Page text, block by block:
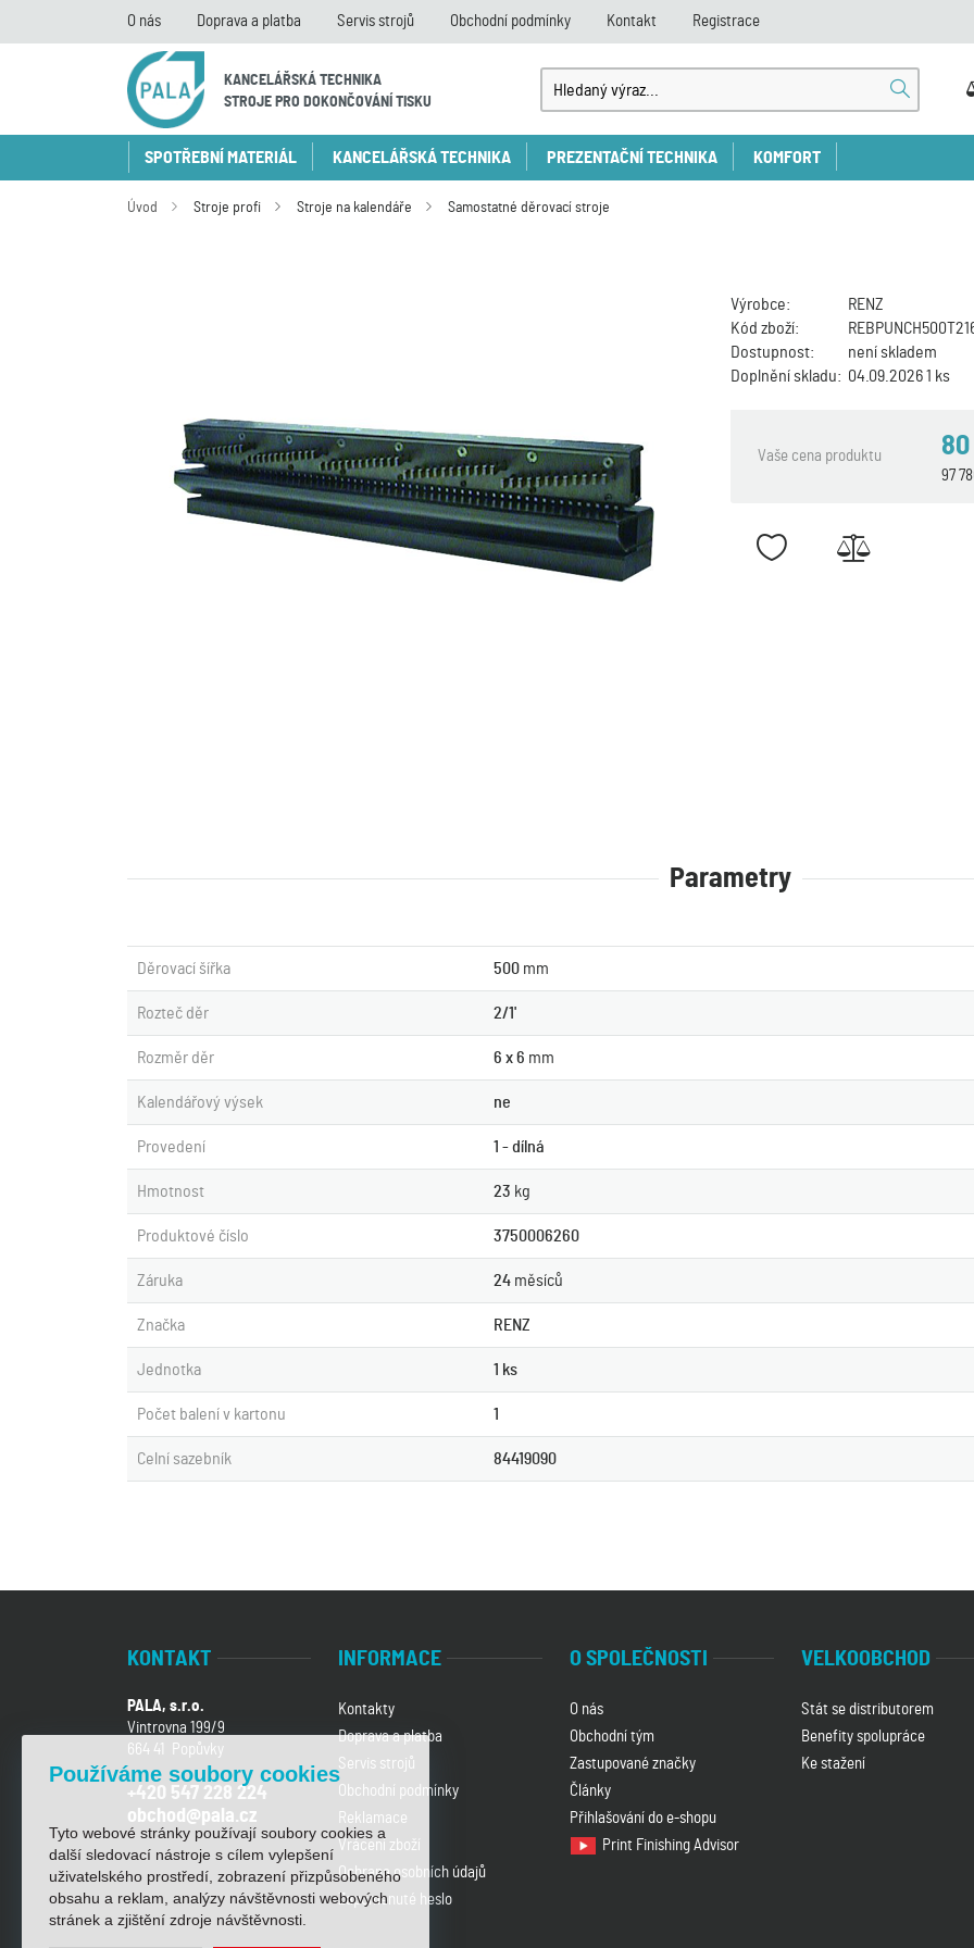
O nás Doprava a platba Servis strojů Obchodní podmínky Kontakt Registrace
KANCELÁŘSKÁ TECHNIKA
STROJE PRO DOKONČOVÁNÍ TISKU
SPOTŘEBNÍ MATERIÁL KANCELÁŘSKÁ TECHNIKA PREZENTAČNÍ TECHNIKA KOMFORT
Úvod Stroje profi Stroje na kalendáře Samostatné děrovací stroje
Výrobce:
RENZ
Kód zboží:
Dostupnost:
není skladem
Doplnění skladu: 04.09.2026 1 ks
Vaše cena produktu
97
Parametry
Děrovací šířka 500 mm
Rozteč děr 2/1'
Rozměr děr 6 x 6 mm
Kalendářový výsek ne
Provedení 1 - dílná
Hmotnost 23 kg
Produktové číslo 3750006260
Záruka 24 měsíců
Značka RENZ
Jednotka 1 ks
Počet balení v kartonu 1
Celní sazebník 84419090
KONTAKT
PALA, s.r.o.
Vintrovna 199/9
664 41 Popůvky
+420 547 228 224
obchod@pala.cz
INFORMACE
Kontakty
Doprava a platba
Servis strojů
Obchodní podmínky
Reklamace
Vrácení zboží
Ochrana osobních údajů
Zapomenuté heslo
O SPOLEČNOSTI
O nás
Obchodní tým
Zastupované značky
Články
Přihlašování do e-shopu
Print Finishing Advisor
VELKOOBCHOD
Stát se distributorem
Benefity spolupráce
Ke stažení
Používáme soubory cookies
Tyto webové stránky používají soubory cookies a
další sledovací nástroje s cílem vylepšení
uživatelského prostředí, zobrazení přizpůsobeného
obsahu a reklam, analýzy návštěvnosti webových
stránek a zjištění zdroje návštěvnosti.